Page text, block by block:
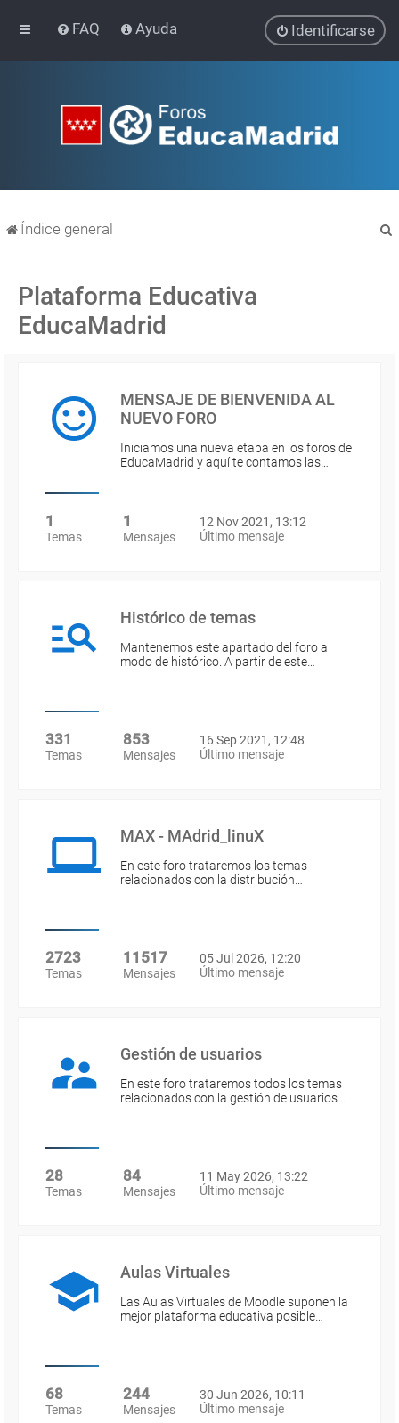
FAQ Ayuda Identificarse
Índice general
Plataforma Educativa
EducaMadrid
MENSAJE DE BIENVENIDA AL
NUEVO FORO
Iniciamos una nueva etapa en los foros de
EducaMadrid y aquí te contamos las…
1
Temas
1
Mensajes
12 Nov 2021, 13:12
Último mensaje
Histórico de temas
Mantenemos este apartado del foro a
modo de histórico. A partir de este…
331
Temas
853
Mensajes
16 Sep 2021, 12:48
Último mensaje
MAX - MAdrid_linuX
En este foro trataremos los temas
relacionados con la distribución…
2723
Temas
11517
Mensajes
05 Jul 2026, 12:20
Último mensaje
Gestión de usuarios
En este foro trataremos todos los temas
relacionados con la gestión de usuarios…
28
Temas
84
Mensajes
11 May 2026, 13:22
Último mensaje
Aulas Virtuales
Las Aulas Virtuales de Moodle suponen la
mejor plataforma educativa posible…
68
Temas
244
Mensajes
30 Jun 2026, 10:11
Último mensaje